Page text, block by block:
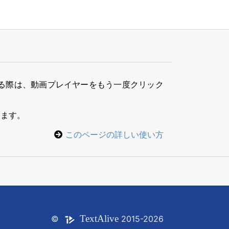
は、動画プレイヤーをもう一度クリック
す。
このページの詳しい使い方
© TextAlive2015-2026